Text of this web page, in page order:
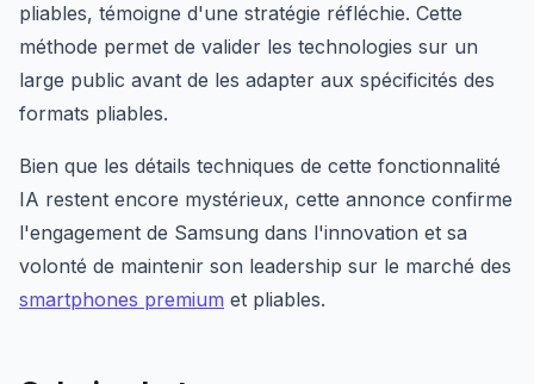
pliables, témoigne d'une stratégie réfléchie. Cette
méthode permet de valider les technologies sur un
large public avant de les adapter aux spécificités des
formats pliables.
Bien que les détails techniques de cette fonctionnalité
IA restent encore mystérieux, cette annonce confirme
l'engagement de Samsung dans l'innovation et sa
volonté de maintenir son leadership sur le marché des
smartphones premium et pliables.